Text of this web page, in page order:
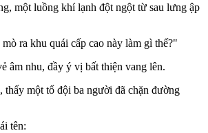
một luồng khí lạnh đột ngột từ sau lưng ập
ra khu quái cấp cao này làm gì thế?"
âm nhu, đầy ý vị bất thiện vang lên.
thấy một tổ đội ba người đã chặn đường
tên: